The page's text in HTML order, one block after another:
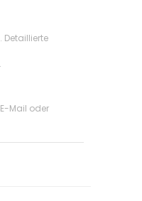
Detaillierte
Mail oder